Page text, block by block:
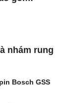
nhám rung
Bosch GSS